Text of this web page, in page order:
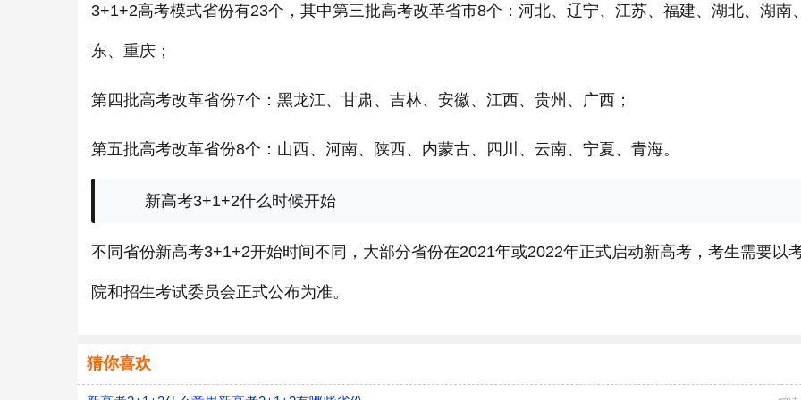
3+1+2高考模式省份有23个，其中第三批高考改革省市8个：河北、辽宁、江苏、福建、湖北、湖南
东、重庆；
第四批高考改革省份7个：黑龙江、甘肃、吉林、安徽、江西、贵州、广西；
第五批高考改革省份8个：山西、河南、陕西、内蒙古、四川、云南、宁夏、青海。
新高考3+1+2什么时候开始
不同省份新高考3+1+2开始时间不同，大部分省份在2021年或2022年正式启动新高考，考生需要以
院和招生考试委员会正式公布为准。
猜你喜欢